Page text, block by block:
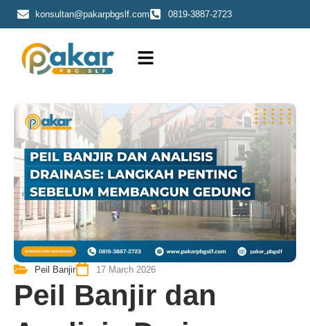
konsultan@pakarpbgslf.com 0819-3887-2723
Peil Banjir 17 March 2026
Peil Banjir dan